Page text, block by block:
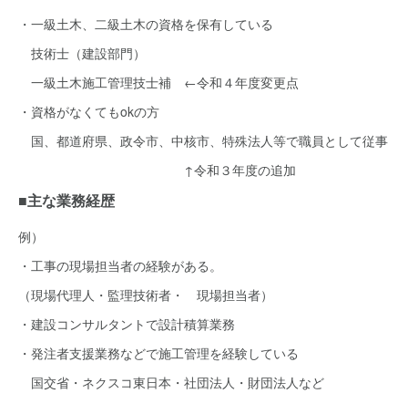
・一級土木、二級土木の資格を保有している
技術士（建設部門）
一級土木施工管理技士補 ←令和４年度変更点
・資格がなくてもokの方
国、都道府県、政令市、中核市、特殊法人等で職員として従事
↑令和３年度の追加
■主な業務経歴
例）
・工事の現場担当者の経験がある。
（現場代理人・監理技術者・ 現場担当者）
・建設コンサルタントで設計積算業務
・発注者支援業務などで施工管理を経験している
国交省・ネクスコ東日本・社団法人・財団法人など